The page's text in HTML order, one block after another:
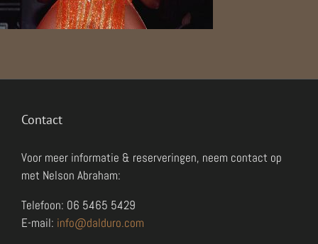
Contact
Voor meer informatie & reserveringen, neem contact op
met Nelson Abraham:
Telefoon: 06 5465 5429
E-mail: info@dalduro.com